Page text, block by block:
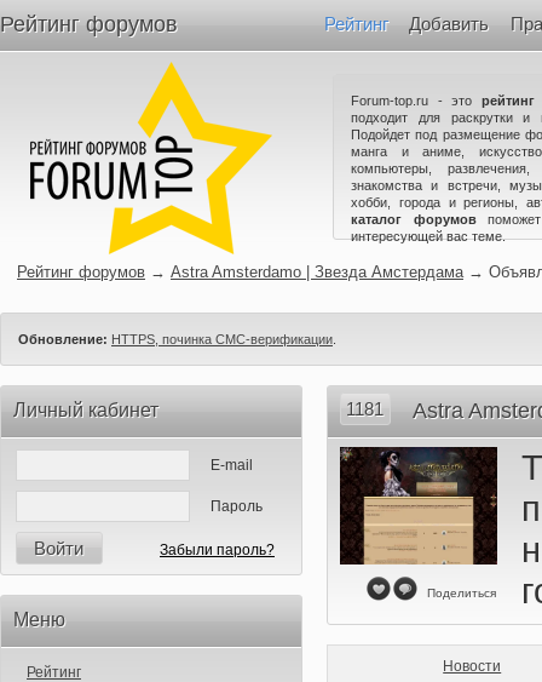
Рейтинг форумов Рейтинг Добавить
Forum-top.ru - это
подходит для раскрутки и
Подойдет под размещение
манга и аниме,
компьютеры,
знакомства и встречи,
хобби, города и регионы,
каталог форумов
интересующей вас теме.
Рейтинг форумов → Astra Amsterdamo | Звезда Амстердама →
Обновление: HTTPS, починка СМС-верификации
Личный кабинет
E-mail
Пароль
Войти Забыли пароль?
Меню
Рейтинг
1181 Astra
Поделиться
Новости